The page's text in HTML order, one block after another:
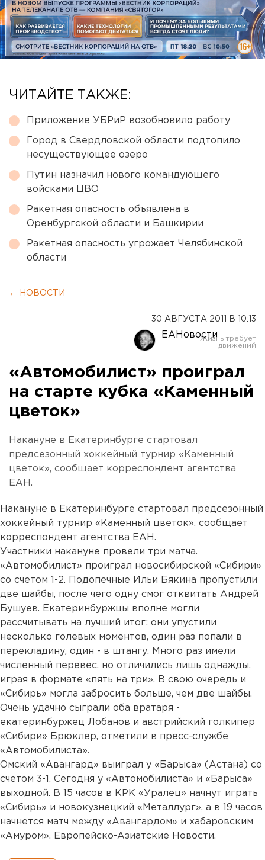
ЧИТАЙТЕ ТАКЖЕ:
Приложение УБРиР возобновило работу
Город в Свердловской области подтопило
несуществующее озеро
Путин назначил нового командующего
войсками ЦВО
Ракетная опасность объявлена в
Оренбургской области и Башкирии
Ракетная опасность угрожает Челябинской
области
← НОВОСТИ
30 АВГУСТА 2011 В 10:13
ЕАНовости
«Автомобилист» проиграл
на старте кубка «Каменный
цветок»
Накануне в Екатеринбурге стартовал
предсезонный хоккейный турнир «Каменный
цветок», сообщает корреспондент агентства
ЕАН.
Накануне в Екатеринбурге стартовал предсезонный
хоккейный турнир «Каменный цветок», сообщает
корреспондент агентства ЕАН.
Участники накануне провели три матча.
«Автомобилист» проиграл новосибирской «Сибири»
со счетом 1-2. Подопечные Ильи Бякина пропустили
две шайбы, после чего одну смог отквитать Андрей
Бушуев. Екатеринбуржцы вполне могли
рассчитывать на лучший итог: они упустили
несколько голевых моментов, один раз попали в
перекладину, один - в штангу. Много раз имели
численный перевес, но отличились лишь однажды,
играя в формате «пять на три». В свою очередь и
«Сибирь» могла забросить больше, чем две шайбы.
Очень удачно сыграли оба вратаря -
екатеринбуржец Лобанов и австрийский голкипер
«Сибири» Брюклер, отметили в пресс-службе
«Автомобилиста».
Омский «Авангард» выиграл у «Барыса» (Астана) со
счетом 3-1. Сегодня у «Автомобилиста» и «Барыса»
выходной. В 15 часов в КРК «Уралец» начнут играть
«Сибирь» и новокузнецкий «Металлург», а в 19 часов
начнется матч между «Авангардом» и хабаровским
«Амуром». Европейско-Азиатские Новости.